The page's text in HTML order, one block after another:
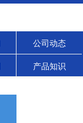
公司动态
产品知识